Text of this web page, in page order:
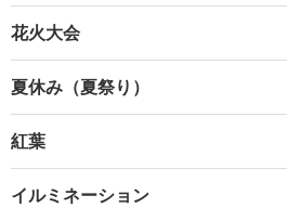
花火大会
夏休み（夏祭り）
紅葉
イルミネーション